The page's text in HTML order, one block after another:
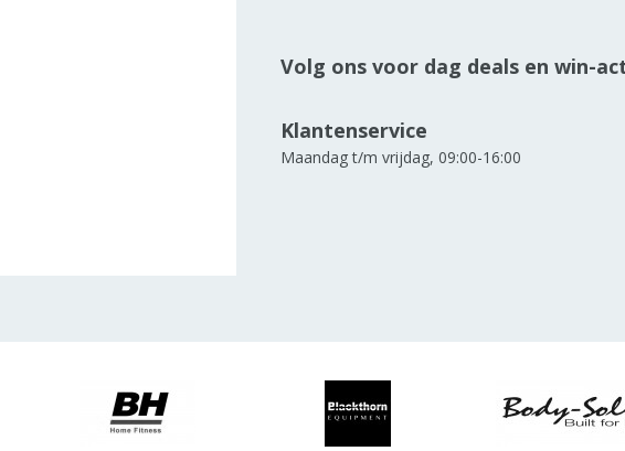
Volg ons voor dag deals en win-
Klantenservice
Maandag t/m vrijdag, 09:00-16:00